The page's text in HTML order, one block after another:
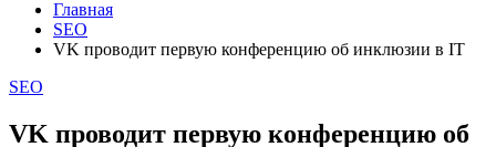
Главная
SEO
VK проводит первую конференцию об инклюзии в IT
SEO
VK проводит первую конференцию об